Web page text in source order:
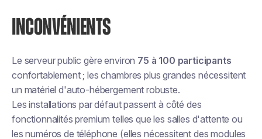
INCONVÉNIENTS
Le serveur public gère environ 75 à 100 participants
confortablement ; les chambres plus grandes nécessitent
un matériel d'auto-hébergement robuste.
Les installations par défaut passent à côté des
fonctionnalités premium telles que les salles d'attente ou
les numéros de téléphone (elles nécessitent des modules